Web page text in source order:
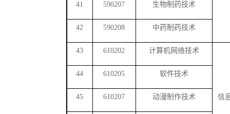
41 590207 生物制药技术
42 590208 中药制药技术
43 610202 计算机网络技术
信
44 610205 软件技术
45 610207 动漫制作技术